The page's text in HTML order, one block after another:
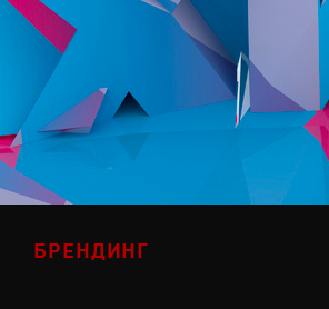
БРЕНДИНГ